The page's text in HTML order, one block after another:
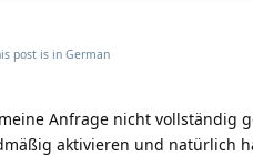
post is in German
Anfrage nicht vollständig
aktivieren und natürlich